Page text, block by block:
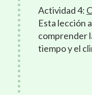
Actividad 4:
Esta lección
comprender
tiempo y el